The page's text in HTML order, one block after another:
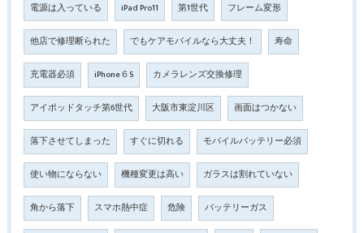
電源は入っている iPad Pro11 第1世代 フレーム変形
他店で修理断られた でもケアモバイルなら大丈夫！ 寿命
充電器必須 iPhone６S カメラレンズ交換修理
アイポッドタッチ第6世代 大阪市東淀川区 画面はつかない
落下させてしまった すぐに切れる モバイルバッテリー必須
使い物にならない 機種変更は高い ガラスは割れていない
角から落下 スマホ熱中症 危険 バッテリーガス